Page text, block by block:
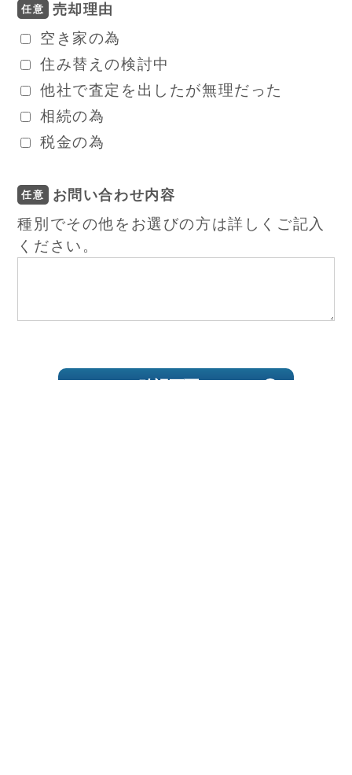
任意 売却理由
空き家の為
住み替えの検討中
他社で査定を出したが無理だった
相続の為
税金の為
任意 お問い合わせ内容
種別でその他をお選びの方は詳しくご記入
ください。